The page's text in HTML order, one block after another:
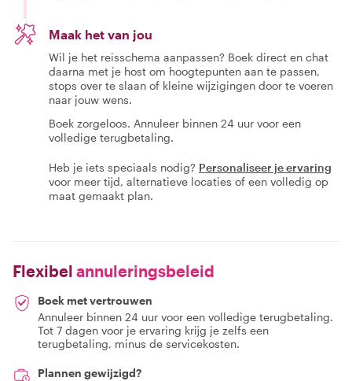
Maak het van jou
Wil je het reisschema aanpassen? Boek direct en chat
daarna met je host om hoogtepunten aan te passen,
stops over te slaan of kleine wijzigingen door te voeren
naar jouw wens.
Boek zorgeloos. Annuleer binnen 24 uur voor een
volledige terugbetaling.
Heb je iets speciaals nodig? Personaliseer je ervaring
voor meer tijd, alternatieve locaties of een volledig op
maat gemaakt plan.
Flexibel annuleringsbeleid
Boek met vertrouwen
Annuleer binnen 24 uur voor een volledige terugbetaling.
Tot 7 dagen voor je ervaring krijg je zelfs een
terugbetaling, minus de servicekosten.
Plannen gewijzigd?